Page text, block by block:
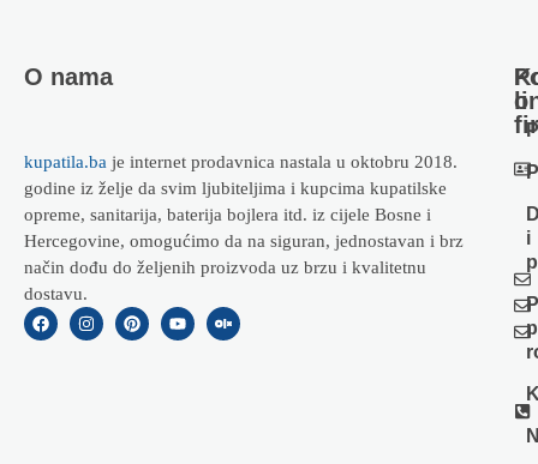
O nama
kupatila.ba je internet prodavnica nastala u oktobru 2018.
godine iz želje da svim ljubiteljima i kupcima kupatilske
opreme, sanitarija, baterija bojlera itd. iz cijele Bosne i
Hercegovine, omogućimo da na siguran, jednostavan i brz
način dođu do željenih proizvoda uz brzu i kvalitetnu
dostavu.
i
o